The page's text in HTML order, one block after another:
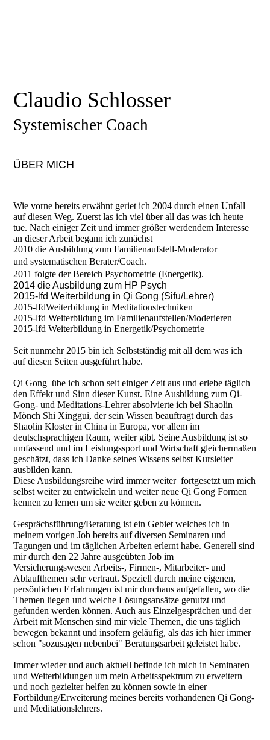
Claudio Schlosser
Systemischer Coach
ÜBER MICH
Wie vorne bereits erwähnt geriet ich 2004 durch einen Unfall
auf diesen Weg. Zuerst las ich viel über all das was ich heute
tue. Nach einiger Zeit und immer größer werdendem Interesse
an dieser Arbeit begann ich zunächst
2010 die Ausbildung zum Familienaufstell-Moderator
und systematischen Berater/Coach.
2011 folgte der Bereich Psychometrie (Energetik).
2014 die Ausbildung zum HP Psych
2015-lfd Weiterbildung in Qi Gong (Sifu/Lehrer)
2015-lfdWeiterbildung in Meditationstechniken
2015-lfd Weiterbildung im Familienaufstellen/Moderieren
2015-lfd Weiterbildung in Energetik/Psychometrie
Seit nunmehr 2015 bin ich Selbstständig mit all dem was ich
auf diesen Seiten ausgeführt habe.
Qi Gong übe ich schon seit einiger Zeit aus und erlebe täglich
den Effekt und Sinn dieser Kunst. Eine Ausbildung zum Qi-
Gong- und Meditations-Lehrer absolvierte ich bei Shaolin
Mönch Shi Xinggui, der sein Wissen beauftragt durch das
Shaolin Kloster in China in Europa, vor allem im
deutschsprachigen Raum, weiter gibt. Seine Ausbildung ist so
umfassend und im Leistungssport und Wirtschaft gleichermaßen
geschätzt, dass ich Danke seines Wissens selbst Kursleiter
ausbilden kann.
Diese Ausbildungsreihe wird immer weiter fortgesetzt um mich
selbst weiter zu entwickeln und weiter neue Qi Gong Formen
kennen zu lernen um sie weiter geben zu können.
Gesprächsführung/Beratung ist ein Gebiet welches ich in
meinem vorigen Job bereits auf diversen Seminaren und
Tagungen und im täglichen Arbeiten erlernt habe. Generell sind
mir durch den 22 Jahre ausgeübten Job im
Versicherungswesen Arbeits-, Firmen-, Mitarbeiter- und
Ablaufthemen sehr vertraut. Speziell durch meine eigenen,
persönlichen Erfahrungen ist mir durchaus aufgefallen, wo die
Themen liegen und welche Lösungsansätze genutzt und
gefunden werden können. Auch aus Einzelgesprächen und der
Arbeit mit Menschen sind mir viele Themen, die uns täglich
bewegen bekannt und insofern geläufig, als das ich hier immer
schon "sozusagen nebenbei" Beratungsarbeit geleistet habe.
Immer wieder und auch aktuell befinde ich mich in Seminaren
und Weiterbildungen um mein Arbeitsspektrum zu erweitern
und noch gezielter helfen zu können sowie in einer
Fortbildung/Erweiterung meines bereits vorhandenen Qi Gong-
und Meditationslehrers.